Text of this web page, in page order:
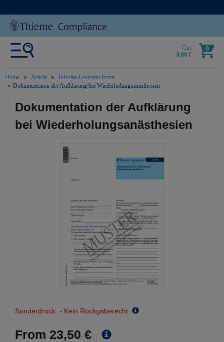
Cart
0,00 €
0
Home Article
Informed consent forms
Dokumentation der Aufklärung bei Wiederholungsanästhesien
text.skipToContent
text.skipToNavigation
Dokumentation der Aufklärung
bei Wiederholungsanästhesien
Sonderdruck - Kein Rückgaberecht
From 23,50 €